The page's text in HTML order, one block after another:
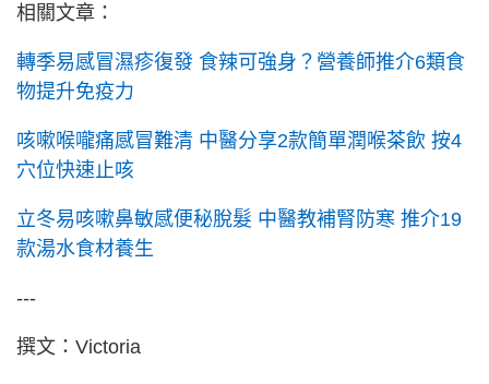
相關文章：
轉季易感冒濕疹復發 食辣可強身？營養師推介6類食
物提升免疫力
咳嗽喉嚨痛感冒難清 中醫分享2款簡單潤喉茶飲 按4
穴位快速止咳
立冬易咳嗽鼻敏感便秘脫髮 中醫教補腎防寒 推介19
款湯水食材養生
---
撰文：Victoria